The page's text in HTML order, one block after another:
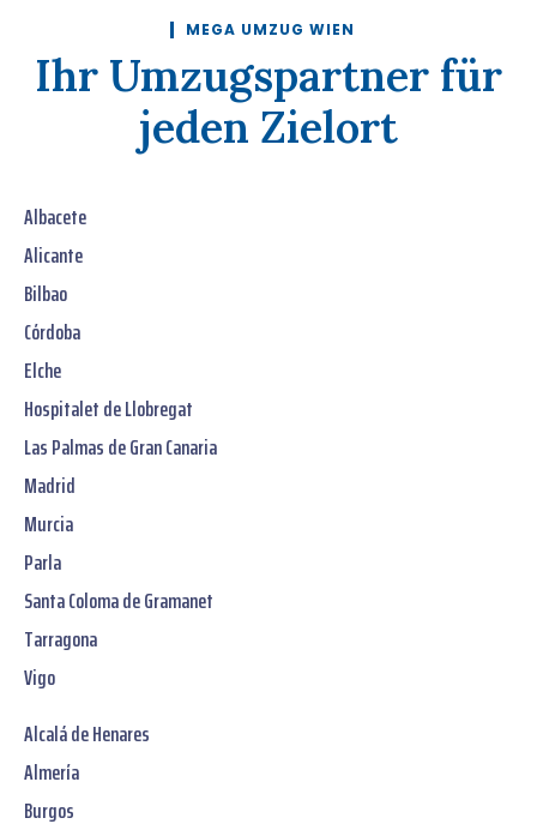
MEGA UMZUG WIEN
Ihr Umzugspartner für
jeden Zielort
Albacete
Alicante
Bilbao
Córdoba
Elche
Hospitalet de Llobregat
Las Palmas de Gran Canaria
Madrid
Murcia
Parla
Santa Coloma de Gramanet
Tarragona
Vigo
Alcalá de Henares
Almería
Burgos